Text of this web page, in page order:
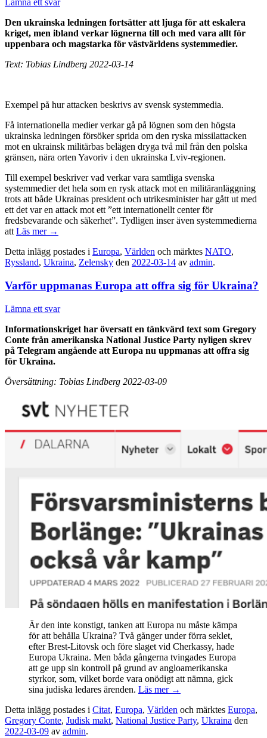
Lämna ett svar
Den ukrainska ledningen fortsätter att ljuga för att eskalera
kriget, men ibland verkar lögnerna till och med vara allt för
uppenbara och magstarka för västvärldens systemmedier.
Text: Tobias Lindberg 2022-03-14
Exempel på hur attacken beskrivs av svensk systemmedia.
Få internationella medier verkar gå på lögnen som den högsta
ukrainska ledningen försöker sprida om den ryska missilattacken
mot en ukrainsk militärbas belägen dryga två mil från den polska
gränsen, nära orten Yavoriv i den ukrainska Lviv-regionen.
Till exempel beskriver vad verkar vara samtliga svenska
systemmedier det hela som en rysk attack mot en militäranläggning
trots att både Ukrainas president och utrikesminister har gått ut med
ett det var en attack mot ett ”ett internationellt center för
fredsbevarande och säkerhet”. Tydligen inser även systemmedierna
att Läs mer →
Detta inlägg postades i Europa, Världen och märktes NATO,
Ryssland, Ukraina, Zelensky den 2022-03-14 av admin.
Varför uppmanas Europa att offra sig för Ukraina?
Lämna ett svar
Informationskriget har översatt en tänkvärd text som Gregory
Conte från amerikanska National Justice Party nyligen skrev
på Telegram angående att Europa nu uppmanas att offra sig
för Ukraina.
Översättning: Tobias Lindberg 2022-03-09
Är den inte konstigt, tanken att Europa nu måste kämpa
för att behålla Ukraina? Två gånger under förra seklet,
efter Brest-Litovsk och före slaget vid Cherkassy, hade
Europa Ukraina. Men båda gångerna tvingades Europa
att ge upp sin kontroll på grund av angloamerikanska
styrkor, som, vilket borde vara onödigt att nämna, gick
sina judiska ledares ärenden. Läs mer →
Detta inlägg postades i Citat, Europa, Världen och märktes Europa,
Gregory Conte, Judisk makt, National Justice Party, Ukraina den
2022-03-09 av admin.